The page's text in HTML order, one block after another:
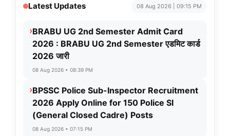
Latest Updates 08 Aug 2026 | 09:15 PM
›BRABU UG 2nd Semester Admit Card
2026 : BRABU UG 2nd Semester एडमिट कार्ड
2026 जारी
08 Aug 2026 • 08:39 PM
›BPSSC Police Sub-Inspector Recruitment
2026 Apply Online for 150 Police SI
(General Closed Cadre) Posts
08 Aug 2026 • 07:15 PM